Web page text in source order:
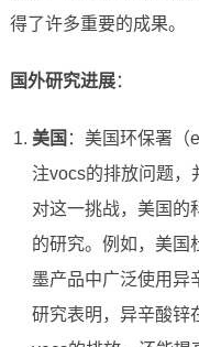
得了许多重要的成果。
国外研究进展：
美国 ：美国环保署（
注vocs的排放问题，
对这一挑战，美国的
的研究。例如，美国
墨产品中广泛使用异
研究表明，异辛酸锌